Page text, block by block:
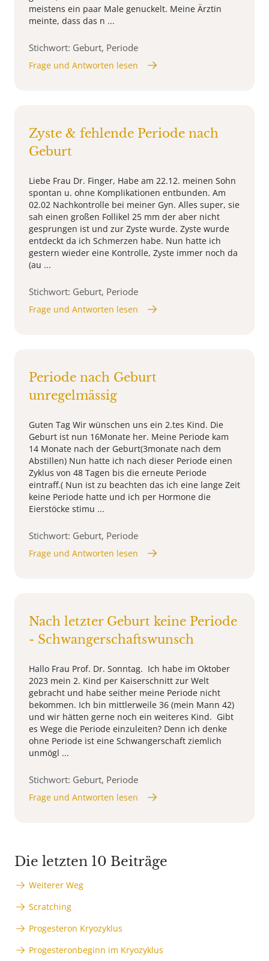
meistens ein paar Male genuckelt. Meine Ärztin
meinte, dass das n ...
Stichwort: Geburt, Periode
Frage und Antworten lesen
Zyste & fehlende Periode nach
Geburt
Liebe Frau Dr. Finger, Habe am 22.12. meinen Sohn
spontan u. ohne Komplikationen entbunden. Am
02.02 Nachkontrolle bei meiner Gyn. Alles super, sie
sah einen großen Follikel 25 mm der aber nicht
gesprungen ist und zur Zyste wurde. Zyste wurde
entdeckt da ich Schmerzen habe. Nun hatte ich
gestern wieder eine Kontrolle, Zyste immer noch da
(au ...
Stichwort: Geburt, Periode
Frage und Antworten lesen
Periode nach Geburt
unregelmässig
Guten Tag Wir wünschen uns ein 2.tes Kind. Die
Geburt ist nun 16Monate her. Meine Periode kam
14 Monate nach der Geburt(3monate nach dem
Abstillen) Nun hatte ich nach dieser Periode einen
Zyklus von 48 Tagen bis die erneute Periode
eintraff.( Nun ist zu beachten das ich eine lange Zeit
keine Periode hatte und ich per Hormone die
Eierstöcke stimu ...
Stichwort: Geburt, Periode
Frage und Antworten lesen
Nach letzter Geburt keine Periode
- Schwangerschaftswunsch
Hallo Frau Prof. Dr. Sonntag. Ich habe im Oktober
2023 mein 2. Kind per Kaiserschnitt zur Welt
gebracht und habe seither meine Periode nicht
bekommen. Ich bin mittlerweile 36 (mein Mann 42)
und wir hätten gerne noch ein weiteres Kind. Gibt
es Wege die Periode einzuleiten? Denn ich denke
ohne Periode ist eine Schwangerschaft ziemlich
unmögl ...
Stichwort: Geburt, Periode
Frage und Antworten lesen
Die letzten 10 Beiträge
Weiterer Weg
Scratching
Progesteron Kryozyklus
Progesteronbeginn im Kryozyklus